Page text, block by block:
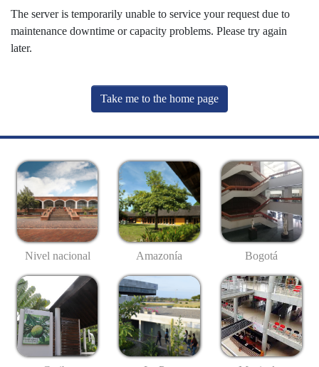
The server is temporarily unable to service your request due to
maintenance downtime or capacity problems. Please try again
later.
Take me to the home page
Nivel nacional Amazonía Bogotá